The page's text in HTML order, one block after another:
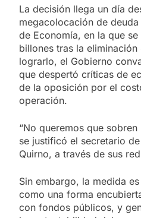
La decisión llega un día
megacolocación de
de Economía, en la que
billones tras la eliminación
lograrlo, el Gobierno
que despertó críticas de
de la oposición por el
operación.
“No queremos que
se justificó el secretario
Quirno, a través de sus
Sin embargo, la medida
como una forma
con fondos públicos, y